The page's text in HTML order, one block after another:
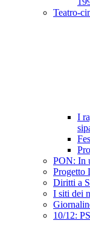
Teatro-
I
PON: In
Progetto
Diritti a
I siti dei
10/12: